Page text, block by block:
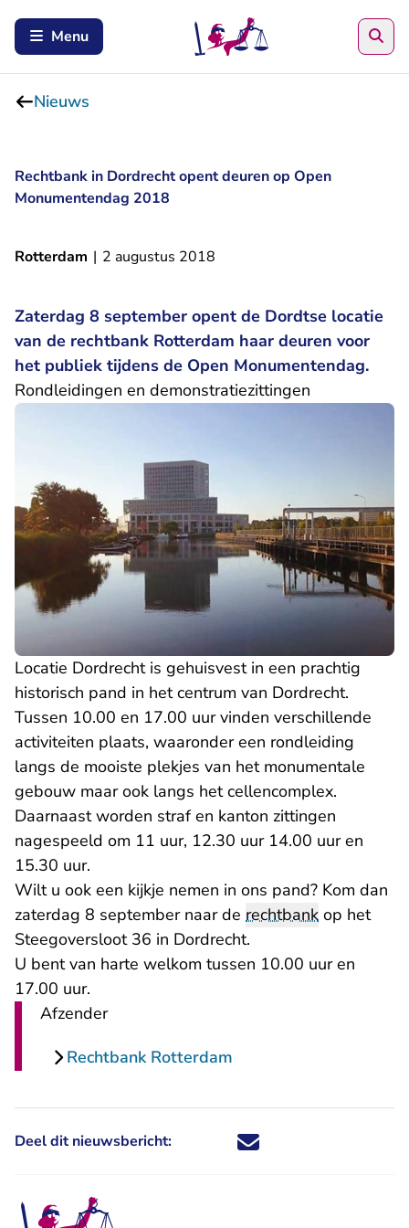
Menu
Nieuws
Rechtbank in Dordrecht opent deuren op Open
Monumentendag 2018
Rotterdam | 2 augustus 2018
Zaterdag 8 september opent de Dordtse locatie
van de rechtbank Rotterdam haar deuren voor
het publiek tijdens de Open Monumentendag.
Rondleidingen en demonstratiezittingen
Locatie Dordrecht is gehuisvest in een prachtig
historisch pand in het centrum van Dordrecht.
Tussen 10.00 en 17.00 uur vinden verschillende
activiteiten plaats, waaronder een rondleiding
langs de mooiste plekjes van het monumentale
gebouw maar ook langs het cellencomplex.
Daarnaast worden straf en kanton zittingen
nagespeeld om 11 uur, 12.30 uur 14.00 uur en
15.30 uur.
Wilt u ook een kijkje nemen in ons pand? Kom dan
zaterdag 8 september naar de rechtbank op het
Steegoversloot 36 in Dordrecht.
U bent van harte welkom tussen 10.00 uur en
17.00 uur.
Afzender
Rechtbank Rotterdam
Deel dit nieuwsbericht: Deel dit nieuwsbericht via X -
Deel dit nieuwsbericht via
Deel dit nieuwsbericht
Deel dit